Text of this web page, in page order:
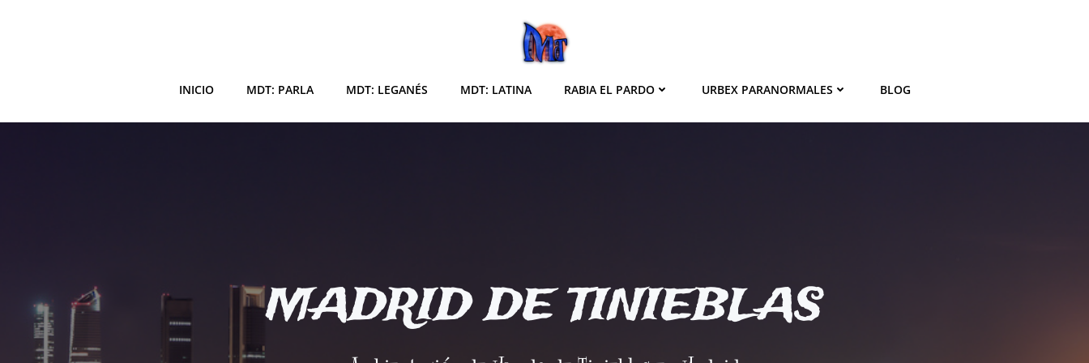
INICIO MDT: PARLA MDT: LEGANÉS MDT: LATINA RABIA EL PARDO URBEX PARANORMALES BLOG
MADRID DE TINIEBLAS